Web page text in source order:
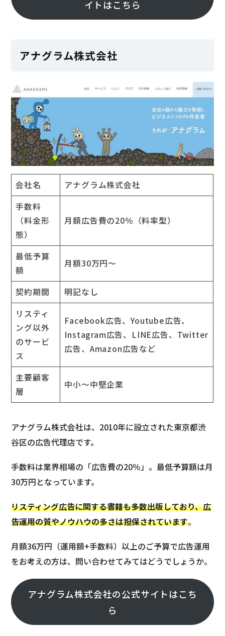
イトはこちら
アナグラム株式会社
会社名
アナグラム株式会社
手数料
（料金形
態）
月額広告費の20％（料率型）
最低予算
額
月額30万円～
契約期間
明記なし
リスティ
ング以外
のサービ
ス
Facebook広告、Youtube広告、
Instagram広告、LINE広告、Twitter
広告、Amazon広告など
主要顧客
層
中小～中堅企業
アナグラム株式会社は、2010年に設立された東京都渋
谷区の広告代理店です。
手数料は業界相場の「広告費の20％」。最低予算額は月
30万円となっています。
リスティング広告に関する書籍も多数出版しており、広
告運用の質やノウハウの多さは担保されています。
月額36万円（運用額+手数料）以上のご予算で広告運用
をお考えの方は、問い合わせてみてはどうでしょうか。
アナグラム株式会社の公式サイトはこち
ら